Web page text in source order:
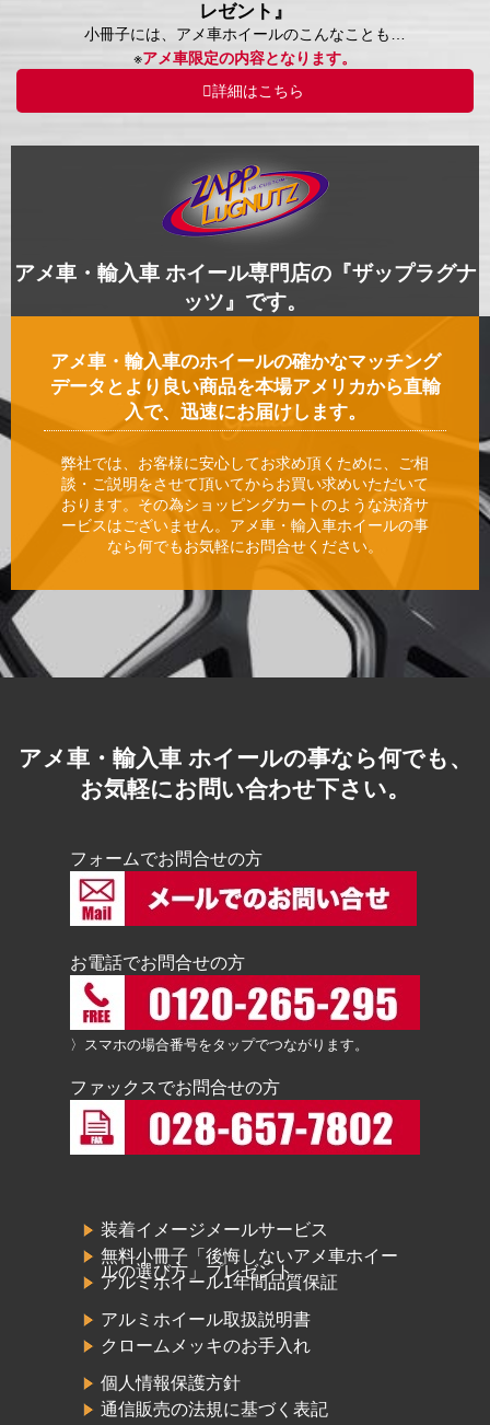
レゼント』
小冊子には、アメ車ホイールのこんなことも…
※アメ車限定の内容となります。
詳細はこちら
アメ車・輸入車 ホイール専門店の『ザップラグナ
ッツ』です。
アメ車・輸入車のホイールの確かなマッチング
データとより良い商品を本場アメリカから直輸
入で、迅速にお届けします。
弊社では、お客様に安心してお求め頂くために、ご相
談・ご説明をさせて頂いてからお買い求めいただいて
おります。その為ショッピングカートのような決済サ
ービスはございません。アメ車・輸入車ホイールの事
なら何でもお気軽にお問合せください。
アメ車・輸入車 ホイールの事なら何でも、
お気軽にお問い合わせ下さい。
フォームでお問合せの方
お電話でお問合せの方
〉スマホの場合番号をタップでつながります。
ファックスでお問合せの方
装着イメージメールサービス
無料小冊子「後悔しないアメ車ホイー
ルの選び方」プレゼント
アルミホイール1年間品質保証
アルミホイール取扱説明書
クロームメッキのお手入れ
個人情報保護方針
通信販売の法規に基づく表記